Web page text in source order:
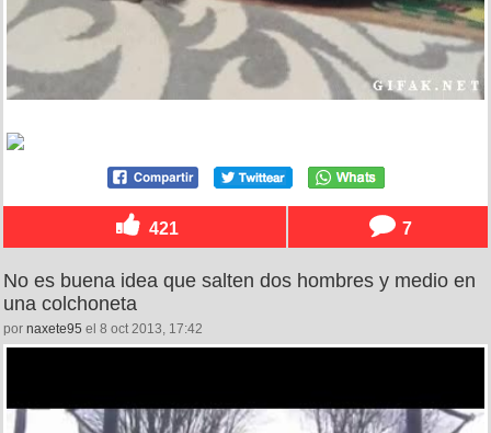
421 7
No es buena idea que salten dos hombres y medio en
una colchoneta
por naxete95 el 8 oct 2013, 17:42